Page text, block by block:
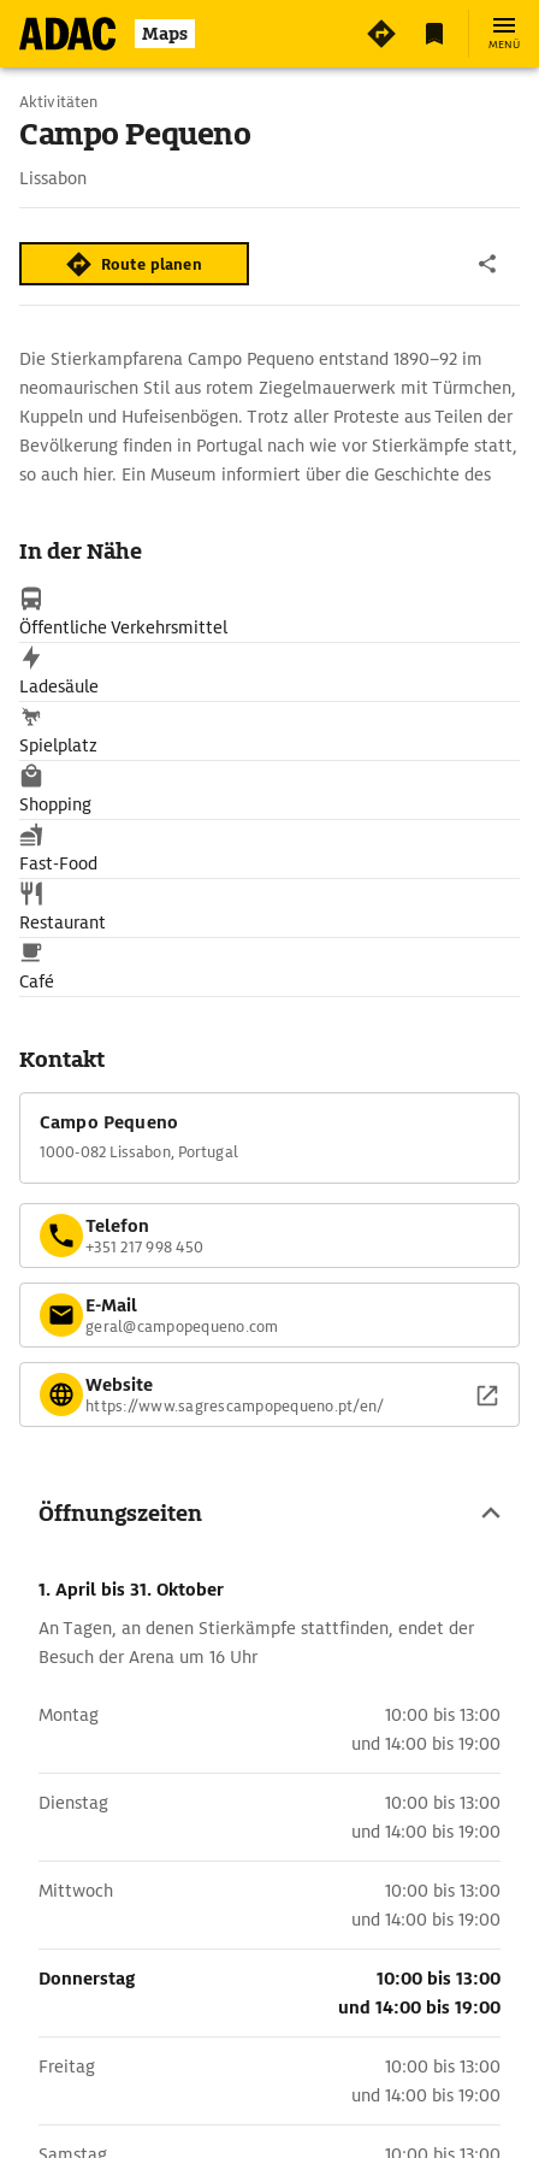
Maps MENÜ
Aktivitäten
Campo Pequeno
Lissabon
Route planen
Die Stierkampfarena Campo Pequeno entstand 1890–92 im
neomaurischen Stil aus rotem Ziegelmauerwerk mit Türmchen,
Kuppeln und Hufeisenbögen. Trotz aller Proteste aus Teilen der
Bevölkerung finden in Portugal nach wie vor Stierkämpfe statt,
so auch hier. Ein Museum informiert über die Geschichte des
In der Nähe
Öffentliche Verkehrsmittel
Ladesäule
Spielplatz
Shopping
Fast-Food
Restaurant
Café
Kontakt
Campo Pequeno
1000-082 Lissabon, Portugal
Telefon
+351 217 998 450
E-Mail
geral@campopequeno.com
Website
https://www.sagrescampopequeno.pt/en/
Öffnungszeiten
1. April bis 31. Oktober
An Tagen, an denen Stierkämpfe stattfinden, endet der
Besuch der Arena um 16 Uhr
Montag
10:00 bis 13:00
und 14:00 bis 19:00
Dienstag
10:00 bis 13:00
und 14:00 bis 19:00
Mittwoch
10:00 bis 13:00
und 14:00 bis 19:00
Donnerstag
10:00 bis 13:00
und 14:00 bis 19:00
Freitag
10:00 bis 13:00
und 14:00 bis 19:00